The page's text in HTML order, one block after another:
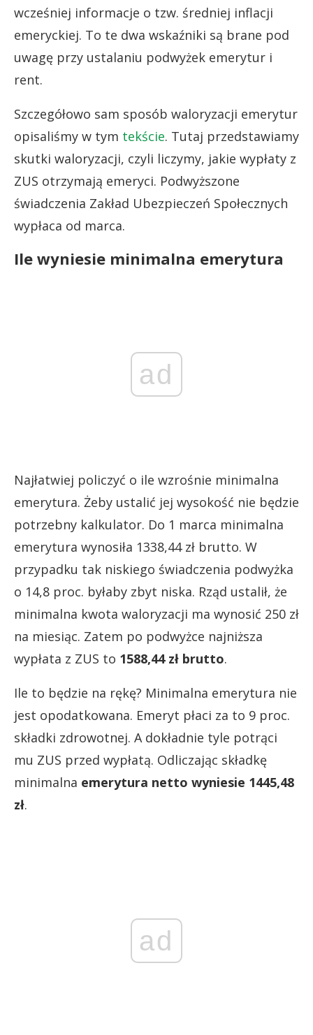
wcześniej informacje o tzw. średniej inflacji
emeryckiej. To te dwa wskaźniki są brane pod
uwagę przy ustalaniu podwyżek emerytur i
rent.
Szczegółowo sam sposób waloryzacji emerytur
opisaliśmy w tym tekście. Tutaj przedstawiamy
skutki waloryzacji, czyli liczymy, jakie wypłaty z
ZUS otrzymają emeryci. Podwyższone
świadczenia Zakład Ubezpieczeń Społecznych
wypłaca od marca.
Ile wyniesie minimalna emerytura
ad
Najłatwiej policzyć o ile wzrośnie minimalna
emerytura. Żeby ustalić jej wysokość nie będzie
potrzebny kalkulator. Do 1 marca minimalna
emerytura wynosiła 1338,44 zł brutto. W
przypadku tak niskiego świadczenia podwyżka
o 14,8 proc. byłaby zbyt niska. Rząd ustalił, że
minimalna kwota waloryzacji ma wynosić 250 zł
na miesiąc. Zatem po podwyżce najniższa
wypłata z ZUS to 1588,44 zł brutto.
Ile to będzie na rękę? Minimalna emerytura nie
jest opodatkowana. Emeryt płaci za to 9 proc.
składki zdrowotnej. A dokładnie tyle potrąci
mu ZUS przed wypłatą. Odliczając składkę
minimalna emerytura netto wyniesie 1445,48
zł.
ad